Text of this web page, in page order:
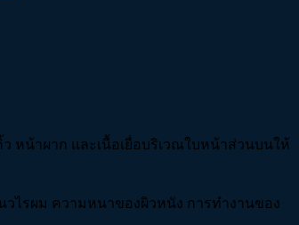
หน้าผาก และเนื้อเยื่อบริเวณใบหน้าส่วนบนให้
วไรผม ความหนาของผิวหนัง การทำงานของ